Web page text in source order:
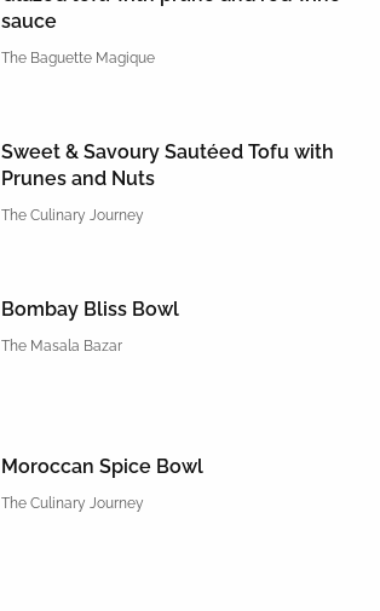
sauce
The Baguette Magique
Sweet & Savoury Sautéed Tofu with
Prunes and Nuts
The Culinary Journey
Bombay Bliss Bowl
The Masala Bazar
Moroccan Spice Bowl
The Culinary Journey